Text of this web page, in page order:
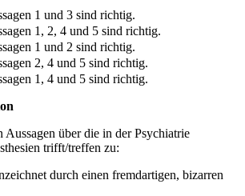
1 und 3 sind richtig.
1, 2, 4 und 5 sind richtig.
1 und 2 sind richtig.
2, 4 und 5 sind richtig.
1, 4 und 5 sind richtig.
Aussagen über die in der Psychiatrie
trifft/treffen zu:
durch einen fremdartigen, bizarren